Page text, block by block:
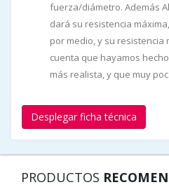
fuerza/diámetro. Además
dará su resistencia
por medio, y su resistencia
cuenta que hayamos
más realista, y que muy
Desplegar ficha técnica
PRODUCTOS